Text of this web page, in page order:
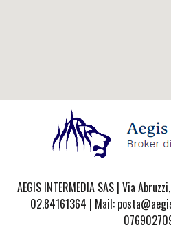
AEGIS INTERMEDIA SAS | Via
02.84161364 | Mail: